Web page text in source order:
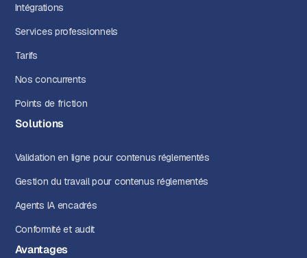
Intégrations
Services professionnels
Tarifs
Nos concurrents
Points de friction
Solutions
Validation en ligne pour contenus réglementés
Gestion du travail pour contenus réglementés
Agents IA encadrés
Conformité et audit
Avantages